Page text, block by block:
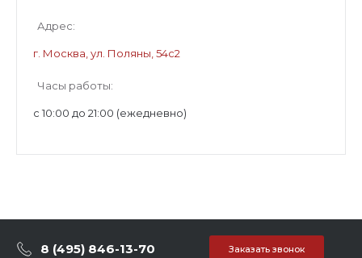
Адрес:
г. Москва, ул. Поляны, 54с2
Часы работы:
с 10:00 до 21:00 (ежедневно)
8 (495) 846-13-70 Заказать звонок